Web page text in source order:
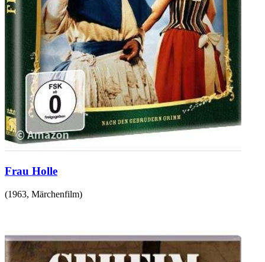
Frau Holle
(1963, Märchenfilm)